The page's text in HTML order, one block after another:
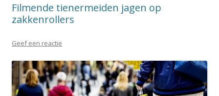
Filmende tienermeiden jagen op
zakkenrollers
Geef een reactie